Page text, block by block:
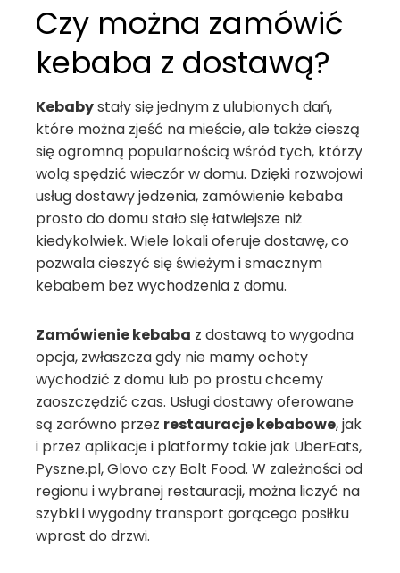
Czy można zamówić
kebaba z dostawą?
Kebabystały się jednym z ulubionych dań,
które można zjeść na mieście, ale także cieszą
się ogromną popularnością wśród tych, którzy
wolą spędzić wieczór w domu. Dzięki rozwojowi
usług dostawy jedzenia, zamówienie kebaba
prosto do domu stało się łatwiejsze niż
kiedykolwiek. Wiele lokali oferuje dostawę, co
pozwala cieszyć się świeżym i smacznym
kebabem bez wychodzenia z domu.
Zamówienie kebaba z dostawą to wygodna
opcja, zwłaszcza gdy nie mamy ochoty
wychodzić z domu lub po prostu chcemy
zaoszczędzić czas. Usługi dostawy oferowane
są zarówno przez restauracje kebabowe, jak
i przez aplikacje i platformy takie jak UberEats,
Pyszne.pl, Glovo czy Bolt Food. W zależności od
regionu i wybranej restauracji, można liczyć na
szybki i wygodny transport gorącego posiłku
wprost do drzwi.